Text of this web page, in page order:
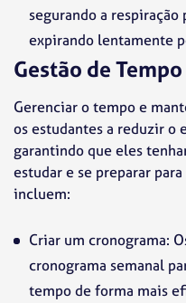
segurando a respiração
expirando lentamente
Gestão de
Gerenciar o tempo e
os estudantes a reduzir o
garantindo que eles
estudar e se preparar
incluem:
Criar um cronograma:
cronograma semanal
tempo de forma mais